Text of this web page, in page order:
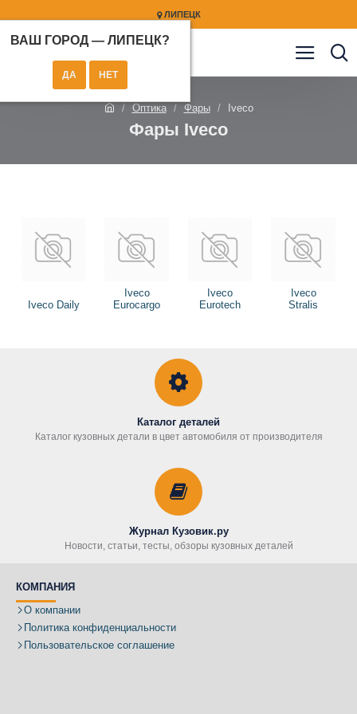
ЛИПЕЦК
ВАШ ГОРОД — ЛИПЕЦК?
Оптика Фары Iveco
Фары Iveco
Iveco Daily
Iveco
Eurocargo
Iveco
Eurotech
Iveco
Stralis
Каталог деталей
Каталог кузовных детали в цвет автомобиля от производителя
Журнал Кузовик.ру
Новости, статьи, тесты, обзоры кузовных деталей
КОМПАНИЯ
О компании
Политика конфиденциальности
Пользовательское соглашение